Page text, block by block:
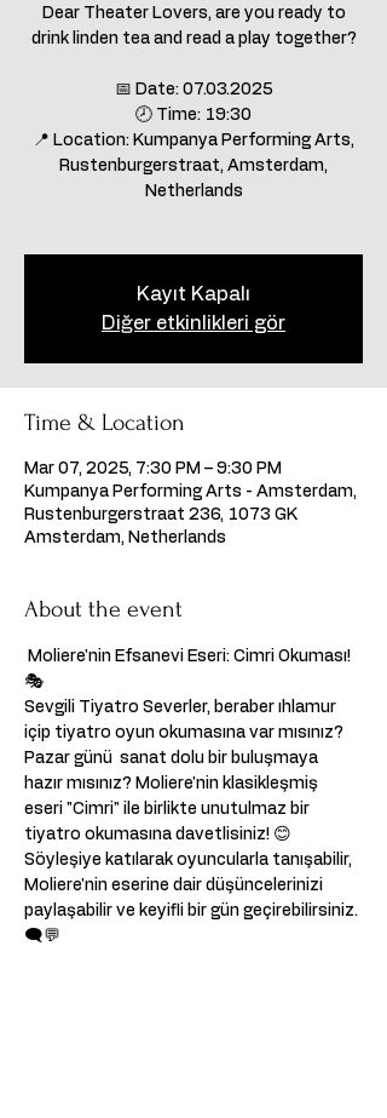
Dear Theater Lovers, are you ready to
drink linden tea and read a play together?
📅 Date: 07.03.2025
🕗 Time: 19:30
📍 Location: Kumpanya Performing Arts,
Rustenburgerstraat, Amsterdam,
Netherlands
Kayıt Kapalı
Diğer etkinlikleri gör
Time & Location
Mar 07, 2025, 7:30 PM – 9:30 PM
Kumpanya Performing Arts - Amsterdam,
Rustenburgerstraat 236, 1073 GK
Amsterdam, Netherlands
About the event
Moliere'nin Efsanevi Eseri: Cimri Okuması!
🎭
Sevgili Tiyatro Severler, beraber ıhlamur
içip tiyatro oyun okumasına var mısınız?
Pazar günü  sanat dolu bir buluşmaya
hazır mısınız? Moliere'nin klasikleşmiş
eseri "Cimri" ile birlikte unutulmaz bir
tiyatro okumasına davetlisiniz! 😊
Söyleşiye katılarak oyuncularla tanışabilir,
Moliere'nin eserine dair düşüncelerinizi
paylaşabilir ve keyifli bir gün geçirebilirsiniz.
🗨️💬